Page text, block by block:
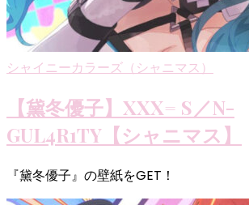
シャイニーカラーズ（シャニマス）
【黛冬優子】XXX= S／N-
GUL4R1TY【シャニマス】
『黛冬優子』の壁紙をGET！